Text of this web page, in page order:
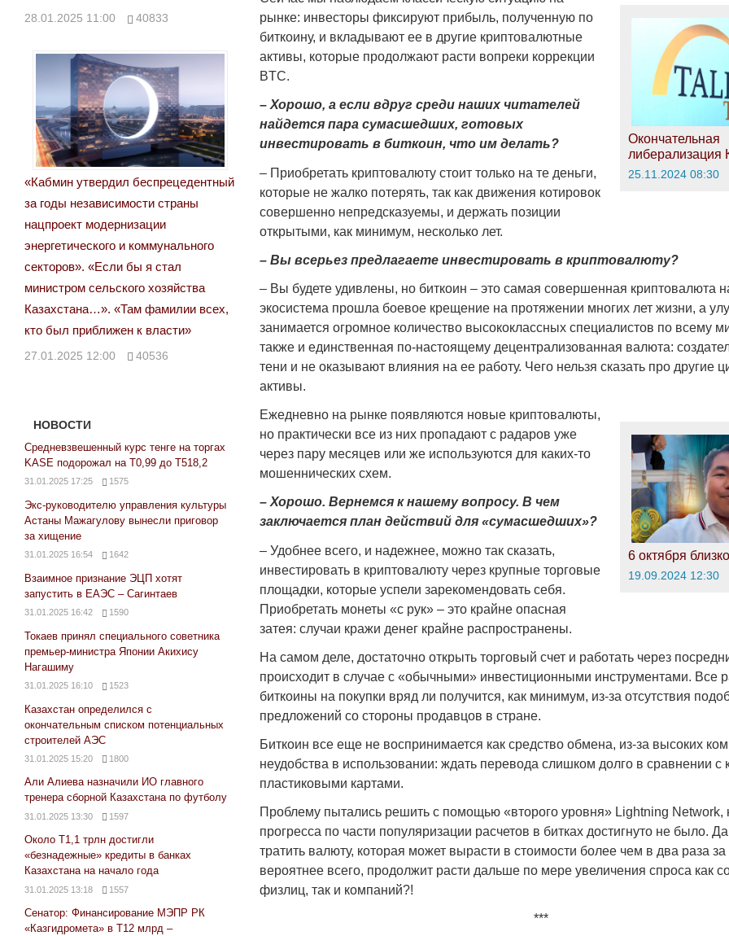
Окончательная
либерализация
25.11.2024 08:30
рынке: инвесторы фиксируют прибыль, полученную по
биткоину, и вкладывают ее в другие криптовалютные
активы, которые продолжают расти вопреки коррекции
BTC.
– Хорошо, а если вдруг среди наших читателей
найдется пара сумасшедших, готовых
инвестировать в биткоин, что им делать?
– Приобретать криптовалюту стоит только на те деньги,
которые не жалко потерять, так как движения котировок
совершенно непредсказуемы, и держать позиции
открытыми, как минимум, несколько лет.
– Вы всерьез предлагаете инвестировать в криптовалюту?
– Вы будете удивлены, но биткоин – это самая совершенная криптовалюта
экосистема прошла боевое крещение на протяжении многих лет жизни, а
занимается огромное количество высококлассных специалистов по всему
также и единственная по-настоящему децентрализованная валюта:
тени и не оказывают влияния на ее работу. Чего нельзя сказать про другие
активы.
6 октября
19.09.2024 12:30
Ежедневно на рынке появляются новые криптовалюты,
но практически все из них пропадают с радаров уже
через пару месяцев или же используются для каких-то
мошеннических схем.
– Хорошо. Вернемся к нашему вопросу. В чем
заключается план действий для «сумасшедших»?
– Удобнее всего, и надежнее, можно так сказать,
инвестировать в криптовалюту через крупные торговые
площадки, которые успели зарекомендовать себя.
Приобретать монеты «с рук» – это крайне опасная
затея: случаи кражи денег крайне распространены.
На самом деле, достаточно открыть торговый счет и работать через
происходит в случае с «обычными» инвестиционными инструментами. Все
биткоины на покупки вряд ли получится, как минимум, из-за отсутствия
предложений со стороны продавцов в стране.
Биткоин все еще не воспринимается как средство обмена, из-за высоких
неудобства в использовании: ждать перевода слишком долго в сравнении с
пластиковыми картами.
Проблему пытались решить с помощью «второго уровня» Lightning Network,
прогресса по части популяризации расчетов в битках достигнуто не было. Да
тратить валюту, которая может вырасти в стоимости более чем в два раза за
вероятнее всего, продолжит расти дальше по мере увеличения спроса как
физлиц, так и компаний?!
***
28.01.2025 11:00 40833
«Кабмин утвердил беспрецедентный
за годы независимости страны
нацпроект модернизации
энергетического и коммунального
секторов». «Если бы я стал
министром сельского хозяйства
Казахстана…». «Там фамилии всех,
кто был приближен к власти»
27.01.2025 12:00 40536
НОВОСТИ
Средневзвешенный курс тенге на торгах
KASE подорожал на Т0,99 до Т518,2
31.01.2025 17:25 1575
Экс-руководителю управления культуры
Астаны Мажагулову вынесли приговор
за хищение
31.01.2025 16:54 1642
Взаимное признание ЭЦП хотят
запустить в ЕАЭС – Сагинтаев
31.01.2025 16:42 1590
Токаев принял специального советника
премьер-министра Японии Акихису
Нагашиму
31.01.2025 16:10 1523
Казахстан определился с
окончательным списком потенциальных
строителей АЭС
31.01.2025 15:20 1800
Али Алиева назначили ИО главного
тренера сборной Казахстана по футболу
31.01.2025 13:30 1597
Около Т1,1 трлн достигли
«безнадежные» кредиты в банках
Казахстана на начало года
31.01.2025 13:18 1557
Сенатор: Финансирование МЭПР РК
«Казгидромета» в Т12 млрд –